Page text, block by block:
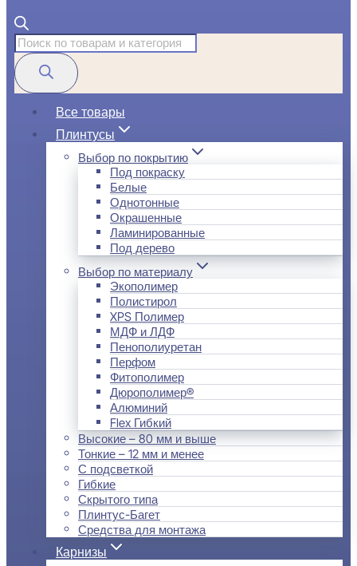
Поиск
товаров
Все товары
Плинтусы
Выбор по покрытию
Под покраску
Белые
Однотонные
Окрашенные
Ламинированные
Под дерево
Выбор по материалу
Экополимер
Полистирол
XPS Полимер
МДФ и ЛДФ
Пенополиуретан
Перфом
Фитополимер
Дюрополимер®
Алюминий
Flex Гибкий
Высокие – 80 мм и выше
Тонкие – 12 мм и менее
С подсветкой
Гибкие
Скрытого типа
Плинтус-Багет
Средства для монтажа
Карнизы